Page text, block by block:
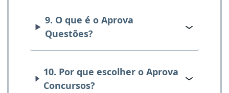
9. O que é o Aprova
Questões?
10. Por que escolher o Aprova
Concursos?